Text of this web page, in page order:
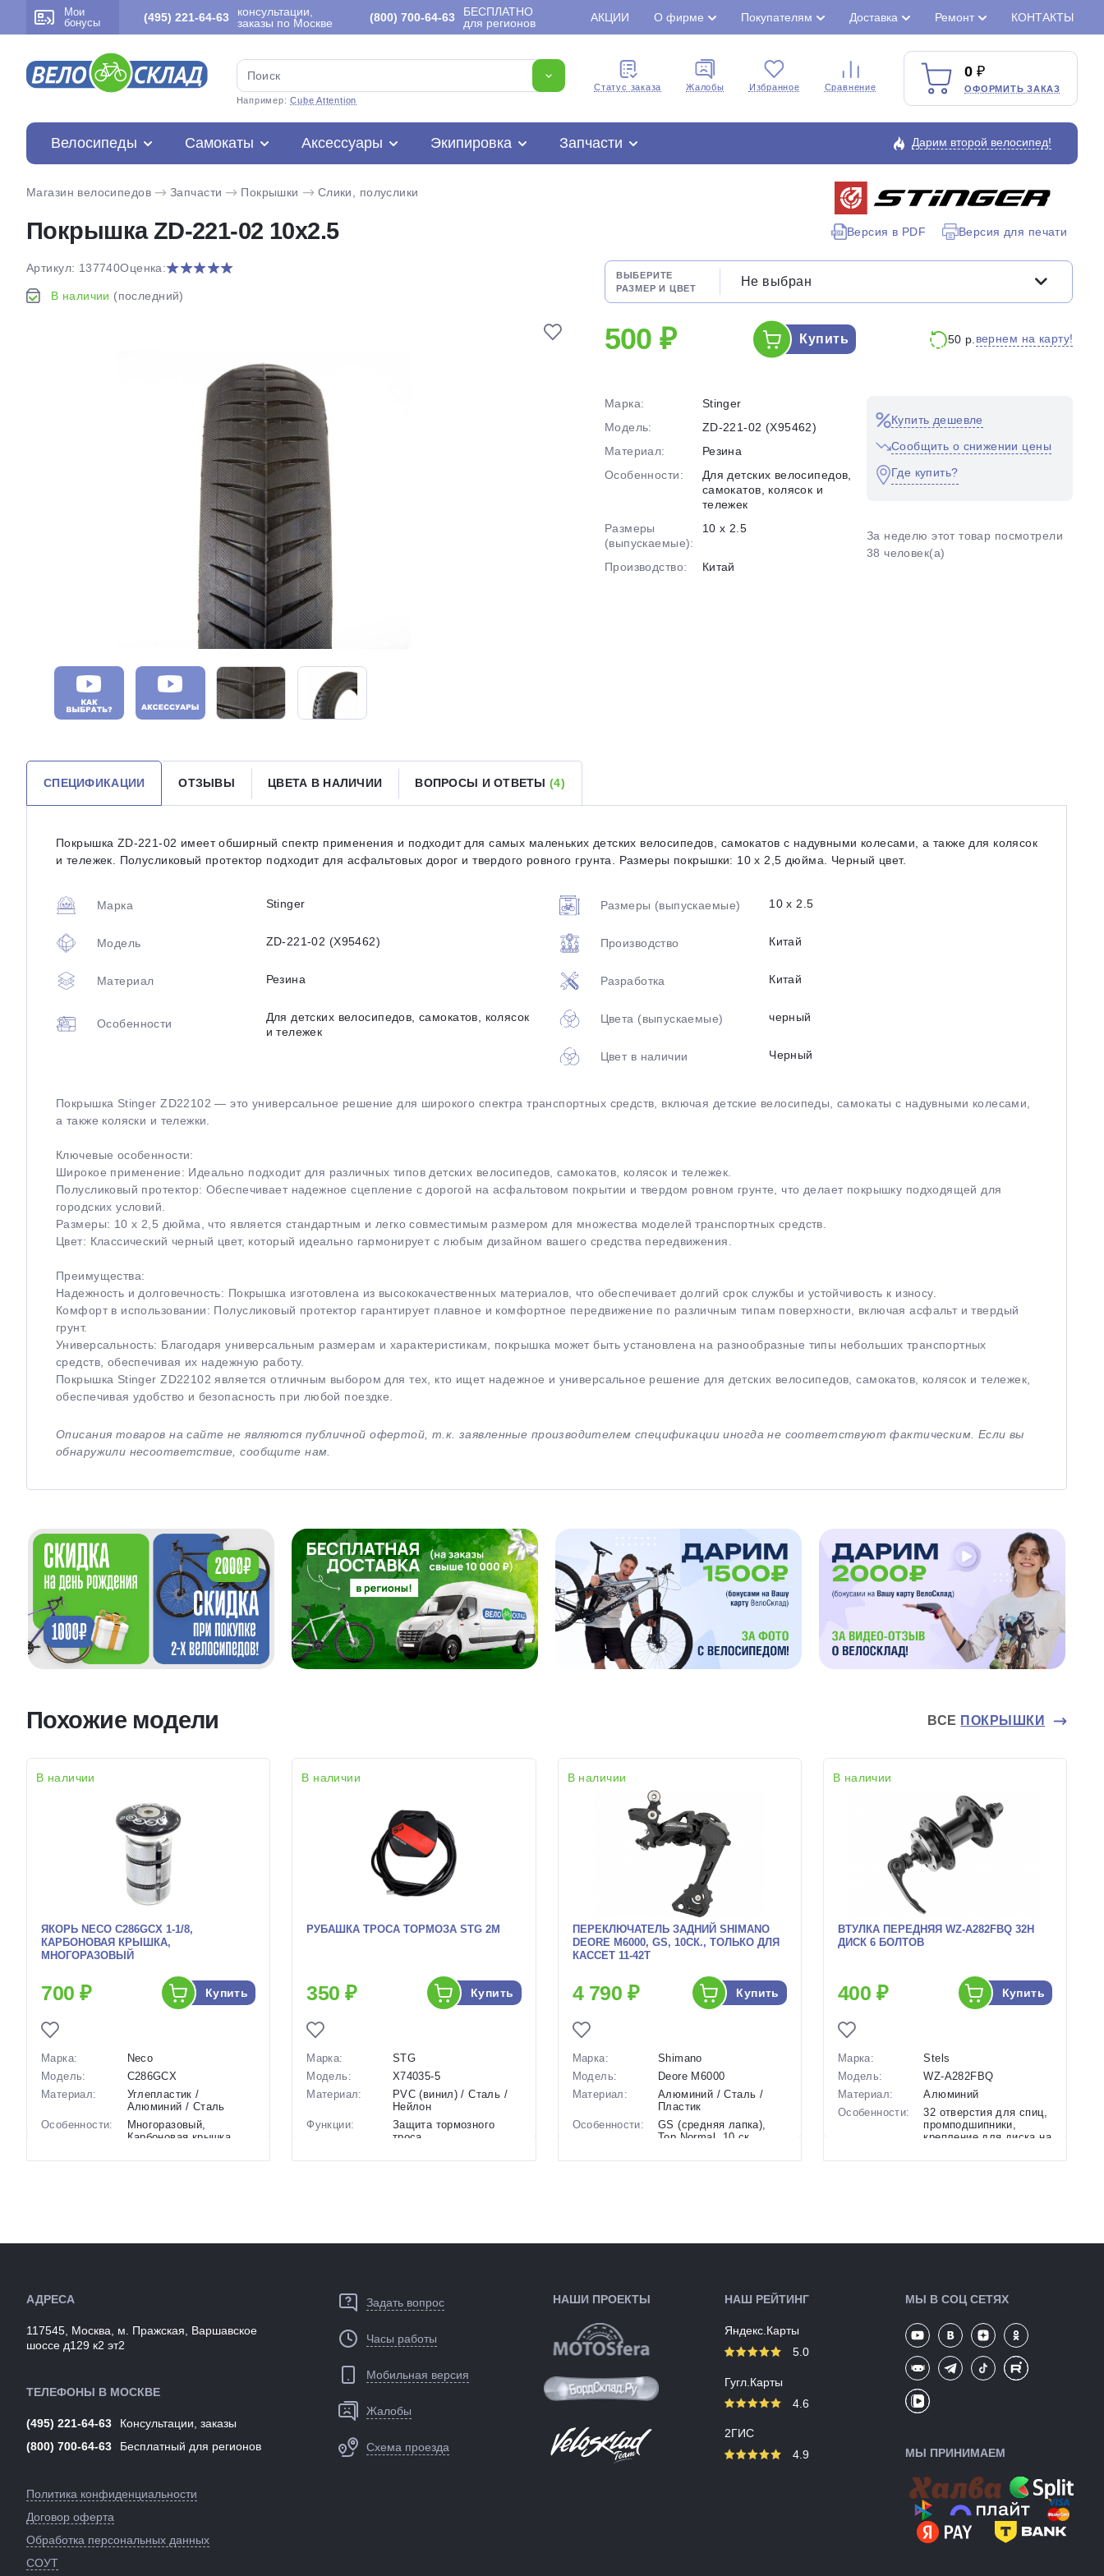
Мои
бонусы
(495) 221-64-63
консультации,
заказы по Москве
(800) 700-64-63
БЕСПЛАТНО
для регионов
АКЦИИ О фирме Покупателям Доставка Ремонт КОНТАКТЫ
Например:Cube Attention
Cтатус заказа Жалобы Избранное Сравнение
0
ОФОРМИТЬ ЗАКАЗ
Велосипеды Самокаты Аксессуары Экипировка Запчасти Дарим второй велосипед!
Магазин велосипедов Запчасти Покрышки Слики, полуслики
Покрышка ZD-221-02 10x2.5 Версия в PDF Версия для печати
Артикул: 137740Оценка:
В наличии (последний)
ВЫБЕРИТЕ
РАЗМЕР И ЦВЕТ
Не выбран
500 ₽ Купить 50 р. вернем на карту!
Марка:
Stinger
Модель:
ZD-221-02 (Х95462)
Материал:
Резина
Особенности:
Для детских велосипедов,
самокатов, колясок и
тележек
Размеры
(выпускаемые):
10 x 2.5
Производство: Китай
Купить дешевле
Сообщить о снижении цены
Где купить?
За неделю этот товар посмотрели
38 человек(а)
СПЕЦИФИКАЦИИ ОТЗЫВЫ ЦВЕТА В НАЛИЧИИ ВОПРОСЫ И ОТВЕТЫ(4)
Покрышка ZD-221-02 имеет обширный спектр применения и подходит для самых маленьких детских велосипедов, самокатов с надувными колесами, а также для колясок
и тележек. Полусликовый протектор подходит для асфальтовых дорог и твердого ровного грунта. Размеры покрышки: 10 x 2,5 дюйма. Черный цвет.
Марка Stinger
Модель ZD-221-02 (Х95462)
Материал Резина
Особенности
Для детских велосипедов, самокатов, колясок
и тележек
Размеры (выпускаемые) 10 x 2.5
Производство Китай
Разработка Китай
Цвета (выпускаемые) черный
Цвет в наличии Черный
Покрышка Stinger ZD22102 — это универсальное решение для широкого спектра транспортных средств, включая детские велосипеды, самокаты с надувными колесами,
а также коляски и тележки.
Ключевые особенности:
Широкое применение: Идеально подходит для различных типов детских велосипедов, самокатов, колясок и тележек.
Полусликовый протектор: Обеспечивает надежное сцепление с дорогой на асфальтовом покрытии и твердом ровном грунте, что делает покрышку подходящей для
городских условий.
Размеры: 10 x 2,5 дюйма, что является стандартным и легко совместимым размером для множества моделей транспортных средств.
Цвет: Классический черный цвет, который идеально гармонирует с любым дизайном вашего средства передвижения.
Преимущества:
Надежность и долговечность: Покрышка изготовлена из высококачественных материалов, что обеспечивает долгий срок службы и устойчивость к износу.
Комфорт в использовании: Полусликовый протектор гарантирует плавное и комфортное передвижение по различным типам поверхности, включая асфальт и твердый
грунт.
Универсальность: Благодаря универсальным размерам и характеристикам, покрышка может быть установлена на разнообразные типы небольших транспортных
средств, обеспечивая их надежную работу.
Покрышка Stinger ZD22102 является отличным выбором для тех, кто ищет надежное и универсальное решение для детских велосипедов, самокатов, колясок и тележек,
обеспечивая удобство и безопасность при любой поездке.
Описания товаров на сайте не являются публичной офертой, т.к. заявленные производителем спецификации иногда не соответствуют фактическим. Если вы
обнаружили несоответствие, сообщите нам.
Похожие модели ВСЕ ПОКРЫШКИ
В наличии
ЯКОРЬ NECO C286GCX 1-1/8,
КАРБОНОВАЯ КРЫШКА,
МНОГОРАЗОВЫЙ
700 ₽ Купить
Марка:
Neco
Модель:
C286GCX
Материал:
Углепластик /
Алюминий / Сталь
Особенности:
Многоразовый,
Карбоновая крышка
В наличии
РУБАШКА ТРОСА ТОРМОЗА STG 2М
350 ₽ Купить
Марка:
STG
Модель:
Х74035-5
Материал:
PVC (винил) / Сталь /
Нейлон
Функции:
Защита тормозного
троса
В наличии
ПЕРЕКЛЮЧАТЕЛЬ ЗАДНИЙ SHIMANO
DEORE M6000, GS, 10СК., ТОЛЬКО ДЛЯ
КАССЕТ 11-42T
4 790 ₽ Купить
Марка:
Shimano
Модель:
Deore M6000
Материал:
Алюминий / Сталь /
Пластик
Особенности:
GS (средняя лапка),
Top Normal, 10 ск.,
В наличии
ВТУЛКА ПЕРЕДНЯЯ WZ-A282FBQ 32Н
ДИСК 6 БОЛТОВ
400 ₽ Купить
Марка:
Stels
Модель:
WZ-A282FBQ
Материал:
Алюминий
Особенности:
32 отверстия для спиц,
промподшипники,
крепление для диска на
АДРЕСА
117545, Москва, м. Пражская, Варшавское
шоссе д129 к2 эт2
ТЕЛЕФОНЫ В МОСКВЕ
(495) 221-64-63
Консультации, заказы
(800) 700-64-63
Бесплатный для регионов
Политика конфиденциальности
Договор оферта
Обработка персональных данных
СОУТ
Задать вопрос
Часы работы
Мобильная версия
Жалобы
Схема проезда
НАШИ ПРОЕКТЫ НАШ РЕЙТИНГ
Яндекс.Карты
5.0
Гугл.Карты
4.6
2ГИС
4.9
МЫ В СОЦ СЕТЯХ
МЫ ПРИНИМАЕМ
Закрыть
без переплат
Оставшиеся 75% будутсписываться
с вашей картыпо25%каждые 2 недели
об оплате Плайтом
недели Остались вопросы?
8 800 302-02-51